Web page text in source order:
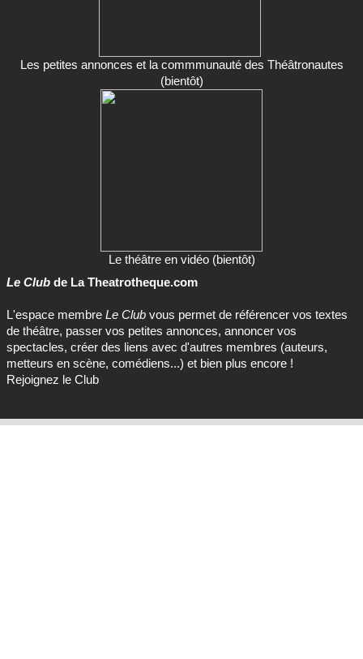
Les petites annonces et la commmunauté des Théâtronautes
(bientôt)
Le théâtre en vidéo (bientôt)
Le Club de La Theatrotheque.com
L'espace membre Le Club vous permet de référencer vos textes
de théâtre, passer vos petites annonces, annoncer vos
spectacles, créer des liens avec d'autres membres (auteurs,
metteurs en scène, comédiens...) et bien plus encore !
Rejoignez le Club